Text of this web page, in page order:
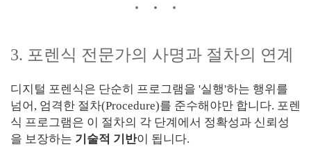
3. 포렌식 전문가의 사명과 절차의 연계
디지털 포렌식은 단순히 프로그램을 '실행'하는 행위를
넘어, 엄격한 절차(Procedure)를 준수해야만 합니다. 포렌
식 프로그램은 이 절차의 각 단계에서 정확성과 신뢰성
을 보장하는 기술적 기반이 됩니다.